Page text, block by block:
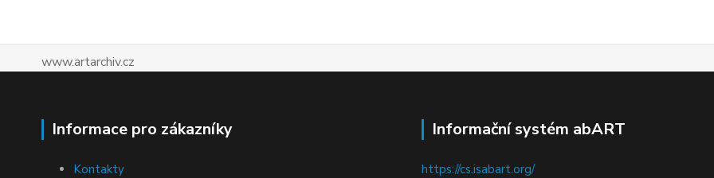
www.artarchiv.cz
Informace pro zákazníky
Kontakty
Informační systém abART
https://cs.isabart.org/